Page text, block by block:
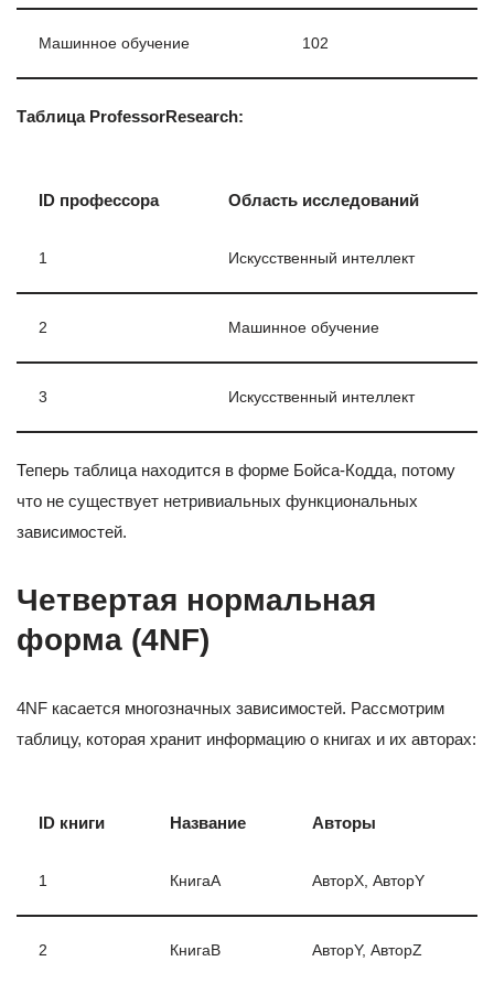
Машинное обучение 102
Таблица ProfessorResearch:
ID профессора Область исследований
1 Искусственный интеллект
2 Машинное обучение
3 Искусственный интеллект
Теперь таблица находится в форме Бойса-Кодда, потому
что не существует нетривиальных функциональных
зависимостей.
Четвертая нормальная
форма (4NF)
4NF касается многозначных зависимостей. Рассмотрим
таблицу, которая хранит информацию о книгах и их авторах:
ID книги Название Авторы
1 КнигаA АвторX, АвторY
2 КнигаB АвторY, АвторZ